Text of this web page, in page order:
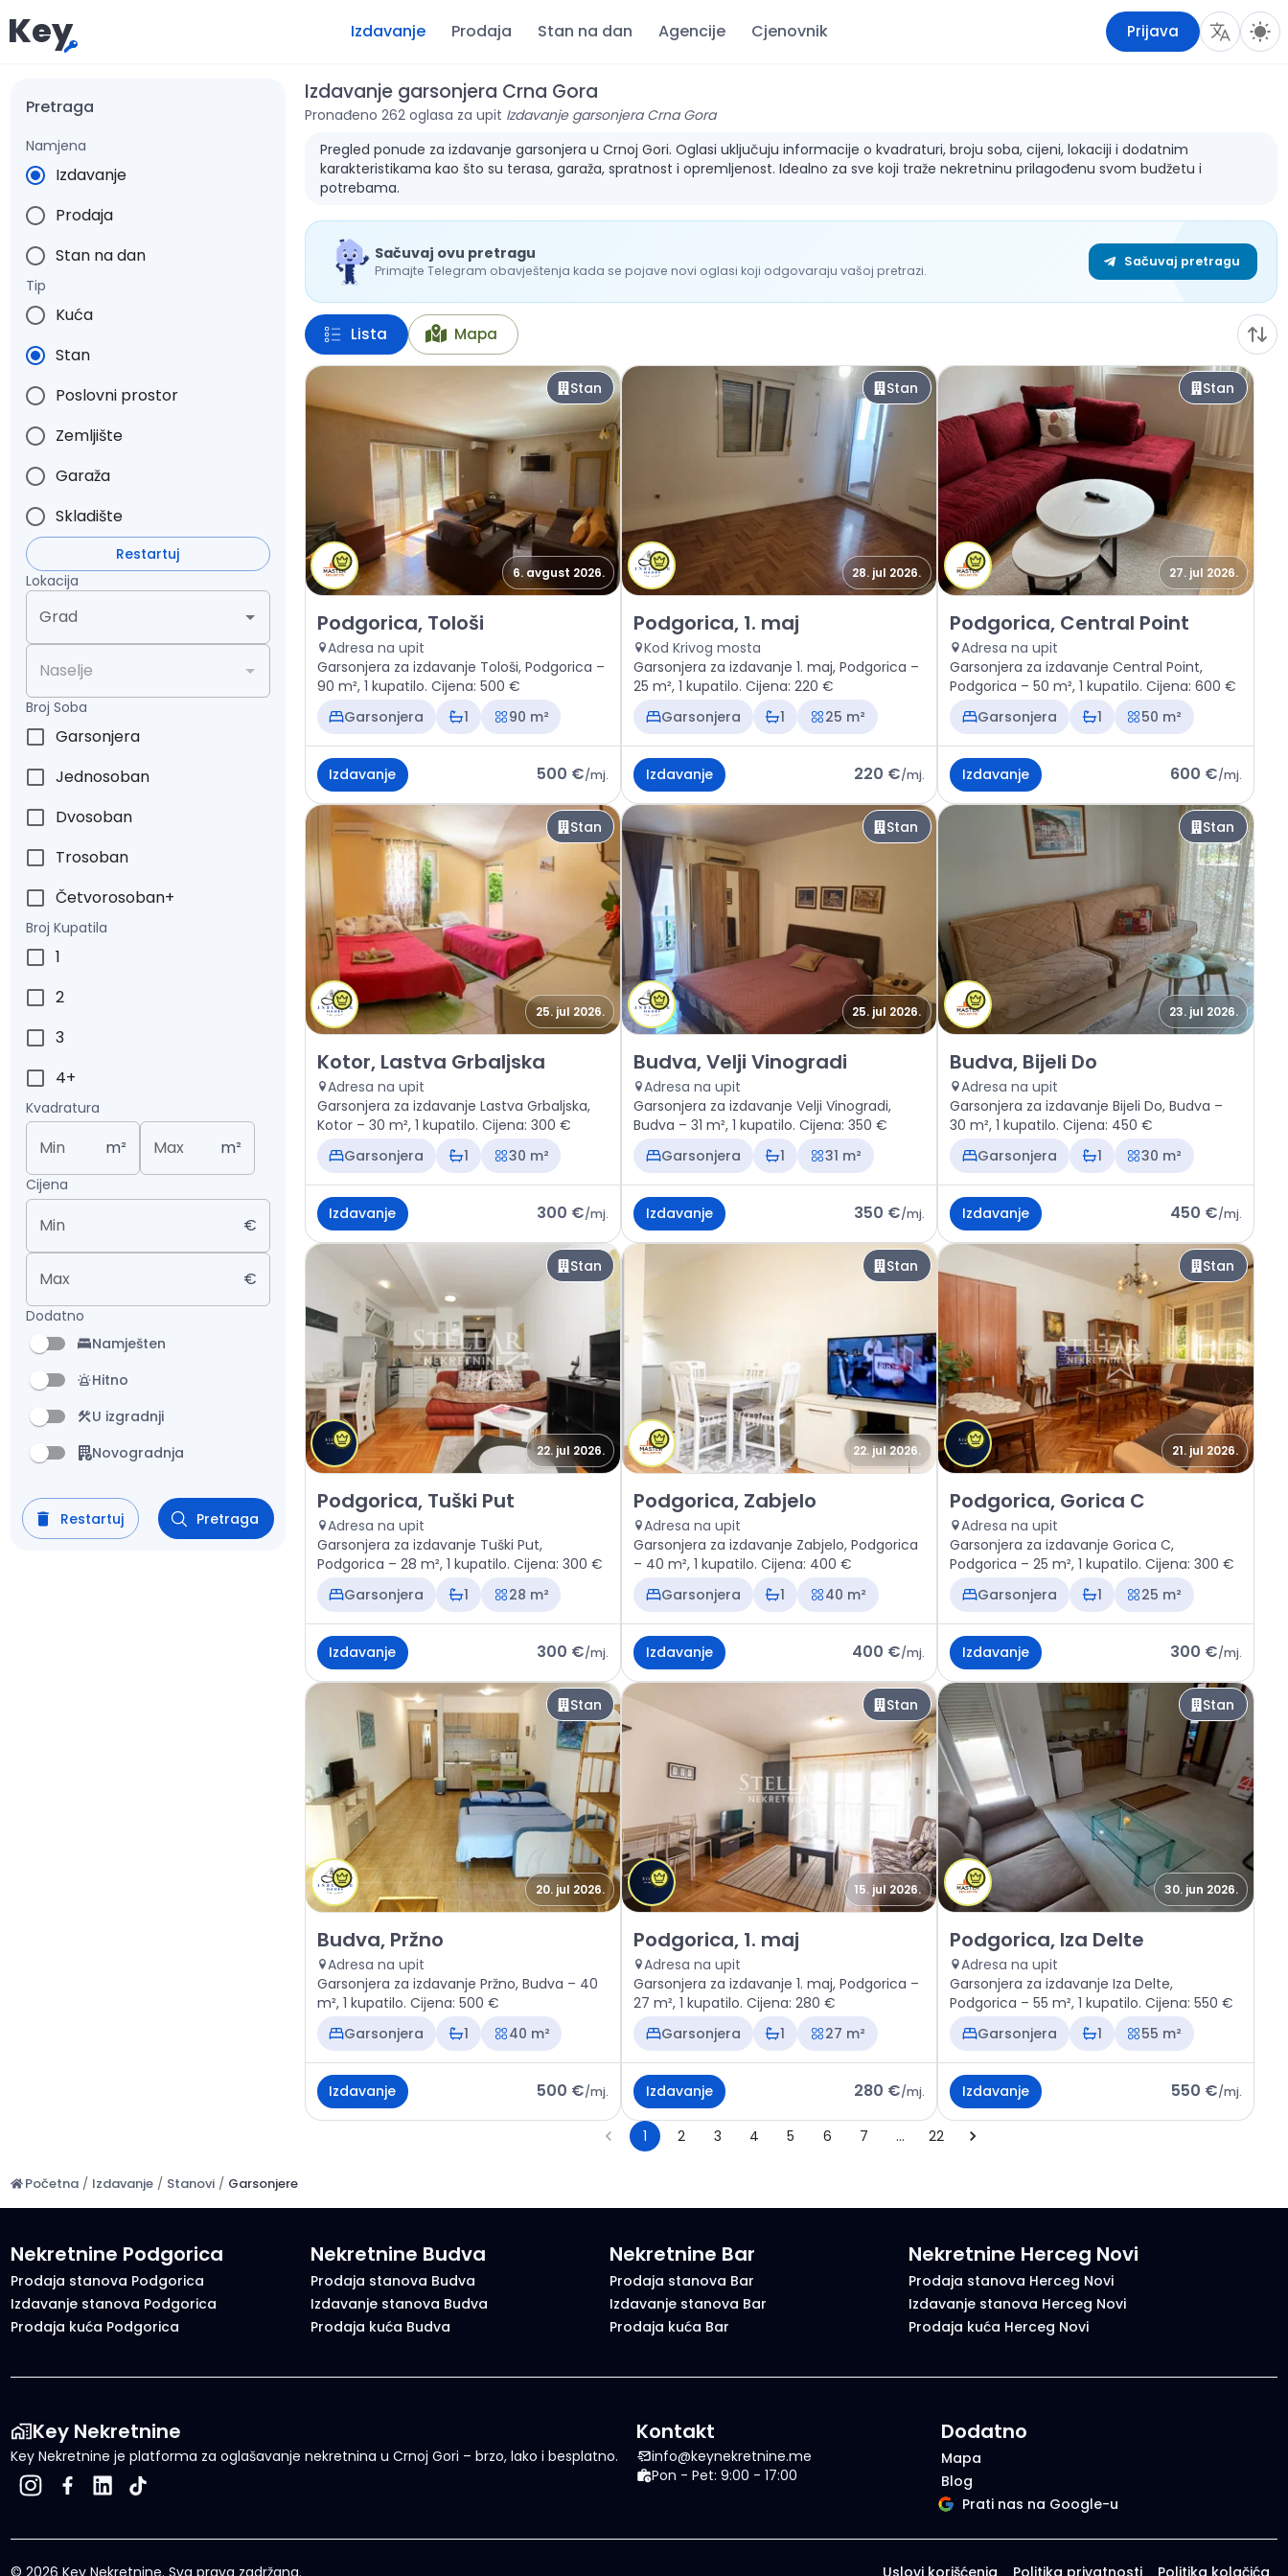
Key Izdavanje Prodaja Stan na dan Agencije Cjenovnik Prijava
Pretraga
Namjena
Izdavanje
Prodaja
Stan na dan
Tip
Kuća
Stan
Poslovni prostor
Zemljište
Garaža
Skladište
Restartuj
Lokacija
Grad
Naselje
Broj Soba
Garsonjera
Jednosoban
Dvosoban
Trosoban
Četvorosoban+
Broj Kupatila
1
2
3
4+
Kvadratura
Min m² Max m²
Cijena
Min €
Max €
Dodatno
Namješten
Hitno
U izgradnji
Novogradnja
Restartuj Pretraga
Izdavanje garsonjera Crna Gora
Pronađeno 262 oglasa za upit Izdavanje garsonjera Crna Gora
Pregled ponude za izdavanje garsonjera u Crnoj Gori. Oglasi uključuju informacije o kvadraturi, broju soba, cijeni, lokaciji i dodatnim
karakteristikama kao što su terasa, garaža, spratnost i opremljenost. Idealno za sve koji traže nekretninu prilagođenu svom budžetu i
potrebama.
Sačuvaj ovu pretragu
Primajte Telegram obavještenja kada se pojave novi oglasi koji odgovaraju vašoj pretrazi.
Sačuvaj pretragu
Lista Mapa
Stan
6. avgust 2026.
Izdavanje - Stan Podgorica, Tološi
Podgorica, Tološi
Adresa na upit
Garsonjera za izdavanje Tološi, Podgorica –
90 m², 1 kupatilo. Cijena: 500 €
Garsonjera
1 90 m²
Izdavanje 500 €/mj.
Stan
28. jul 2026.
Izdavanje - Stan Podgorica, 1. maj
Podgorica, 1. maj
Kod Krivog mosta
Garsonjera za izdavanje 1. maj, Podgorica –
25 m², 1 kupatilo. Cijena: 220 €
Garsonjera
1 25 m²
Izdavanje 220 €/mj.
Stan
27. jul 2026.
Izdavanje - Stan Podgorica, Central Point
Podgorica, Central Point
Adresa na upit
Garsonjera za izdavanje Central Point,
Podgorica – 50 m², 1 kupatilo. Cijena: 600 €
Garsonjera
1 50 m²
Izdavanje 600 €/mj.
Stan
25. jul 2026.
Izdavanje - Stan Kotor, Lastva Grbaljska
Kotor, Lastva Grbaljska
Adresa na upit
Garsonjera za izdavanje Lastva Grbaljska,
Kotor – 30 m², 1 kupatilo. Cijena: 300 €
Garsonjera
1 30 m²
Izdavanje 300 €/mj.
Stan
25. jul 2026.
Izdavanje - Stan Budva, Velji Vinogradi
Budva, Velji Vinogradi
Adresa na upit
Garsonjera za izdavanje Velji Vinogradi,
Budva – 31 m², 1 kupatilo. Cijena: 350 €
Garsonjera
1 31 m²
Izdavanje 350 €/mj.
Stan
23. jul 2026.
Izdavanje - Stan Budva, Bijeli Do
Budva, Bijeli Do
Adresa na upit
Garsonjera za izdavanje Bijeli Do, Budva –
30 m², 1 kupatilo. Cijena: 450 €
Garsonjera
1 30 m²
Izdavanje 450 €/mj.
Stan
22. jul 2026.
Izdavanje - Stan Podgorica, Tuški Put
Podgorica, Tuški Put
Adresa na upit
Garsonjera za izdavanje Tuški Put,
Podgorica – 28 m², 1 kupatilo. Cijena: 300 €
Garsonjera
1 28 m²
Izdavanje 300 €/mj.
Stan
22. jul 2026.
Izdavanje - Stan Podgorica, Zabjelo
Podgorica, Zabjelo
Adresa na upit
Garsonjera za izdavanje Zabjelo, Podgorica
– 40 m², 1 kupatilo. Cijena: 400 €
Garsonjera
1 40 m²
Izdavanje 400 €/mj.
Stan
21. jul 2026.
Izdavanje - Stan Podgorica, Gorica C
Podgorica, Gorica C
Adresa na upit
Garsonjera za izdavanje Gorica C,
Podgorica – 25 m², 1 kupatilo. Cijena: 300 €
Garsonjera
1 25 m²
Izdavanje 300 €/mj.
Stan
20. jul 2026.
Izdavanje - Stan Budva, Pržno
Budva, Pržno
Adresa na upit
Garsonjera za izdavanje Pržno, Budva – 40
m², 1 kupatilo. Cijena: 500 €
Garsonjera
1 40 m²
Izdavanje 500 €/mj.
Stan
15. jul 2026.
Izdavanje - Stan Podgorica, 1. maj
Podgorica, 1. maj
Adresa na upit
Garsonjera za izdavanje 1. maj, Podgorica –
27 m², 1 kupatilo. Cijena: 280 €
Garsonjera
1 27 m²
Izdavanje 280 €/mj.
Stan
30. jun 2026.
Izdavanje - Stan Podgorica, Iza Delte
Podgorica, Iza Delte
Adresa na upit
Garsonjera za izdavanje Iza Delte,
Podgorica – 55 m², 1 kupatilo. Cijena: 550 €
Garsonjera
1 55 m²
Izdavanje 550 €/mj.
1 2 3 4 5 6 7 … 22
Početna / Izdavanje / Stanovi / Garsonjere
Nekretnine Podgorica
Prodaja stanova Podgorica
Izdavanje stanova Podgorica
Prodaja kuća Podgorica
Nekretnine Budva
Prodaja stanova Budva
Izdavanje stanova Budva
Prodaja kuća Budva
Nekretnine Bar
Prodaja stanova Bar
Izdavanje stanova Bar
Prodaja kuća Bar
Nekretnine Herceg Novi
Prodaja stanova Herceg Novi
Izdavanje stanova Herceg Novi
Prodaja kuća Herceg Novi
Key Nekretnine
Key Nekretnine je platforma za oglašavanje nekretnina u Crnoj Gori – brzo, lako i besplatno.
Kontakt
info@keynekretnine.me
Pon - Pet: 9:00 - 17:00
Dodatno
Mapa
Blog
Prati nas na Google-u
©2026 Key Nekretnine.Sva prava zadržana. Uslovi korišćenja Politika privatnosti Politika kolačića